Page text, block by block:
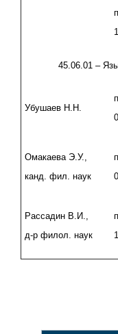
45.06.01 –
Убушаев Н.Н.
Омакаева Э.У.,
канд. фил. наук
Рассадин В.И.,
д-р филол. наук